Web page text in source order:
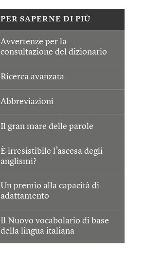
PER SAPERNE DI PIÙ
Avvertenze per la
consultazione del dizionario
Ricerca avanzata
Abbreviazioni
Il gran mare delle parole
È irresistibile l’ascesa degli
anglismi?
Un premio alla capacità di
adattamento
Il Nuovo vocabolario di base
della lingua italiana